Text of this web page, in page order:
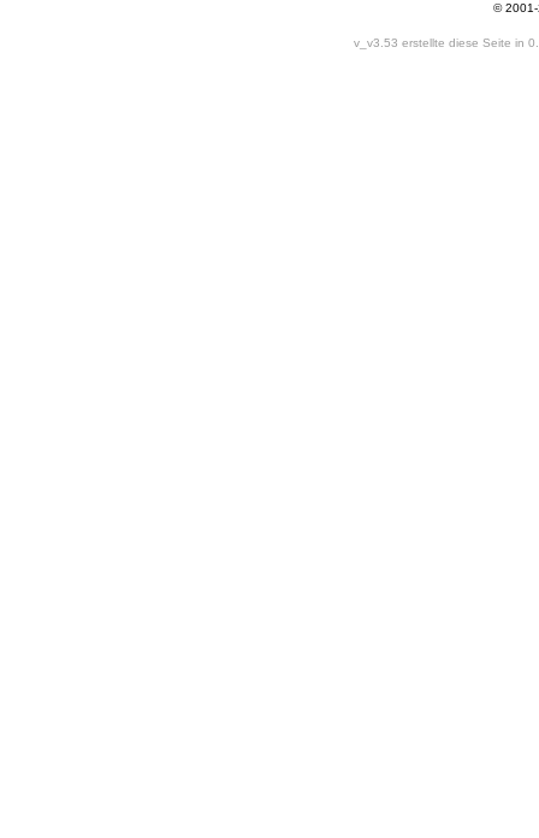
©
v_v3.53 erstellte diese Seite in